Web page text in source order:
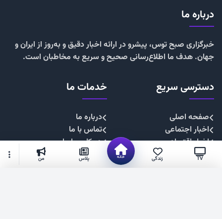
TV زندگی خانه پلاس من
درباره ما
خبرگزاری صبح توس، پیشرو در ارائه اخبار دقیق و به‌روز از ایران و
جهان. هدف ما اطلاع‌رسانی صحیح و سریع به مخاطبان است.
دسترسی سریع
صفحه اصلی
اخبار اجتماعی
اخبار اقتصادی
اخبار چندرسانه
خدمات ما
درباره ما
تماس با ما
همکاری با ما
تبلیغات